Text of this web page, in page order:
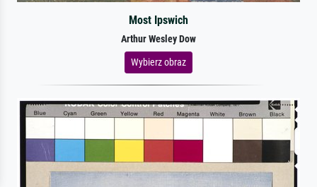
Most Ipswich
Arthur Wesley Dow
Wybierz obraz